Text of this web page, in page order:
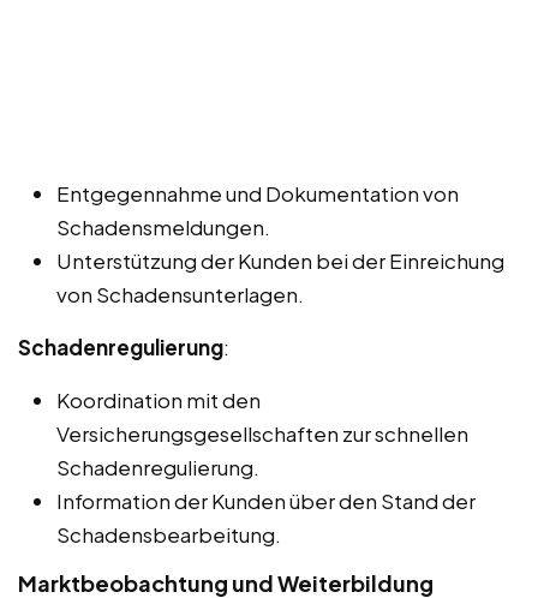
Entgegennahme und Dokumentation von
Schadensmeldungen.
Unterstützung der Kunden bei der Einreichung
von Schadensunterlagen.
Schadenregulierung:
Koordination mit den
Versicherungsgesellschaften zur schnellen
Schadenregulierung.
Information der Kunden über den Stand der
Schadensbearbeitung.
Marktbeobachtung und Weiterbildung